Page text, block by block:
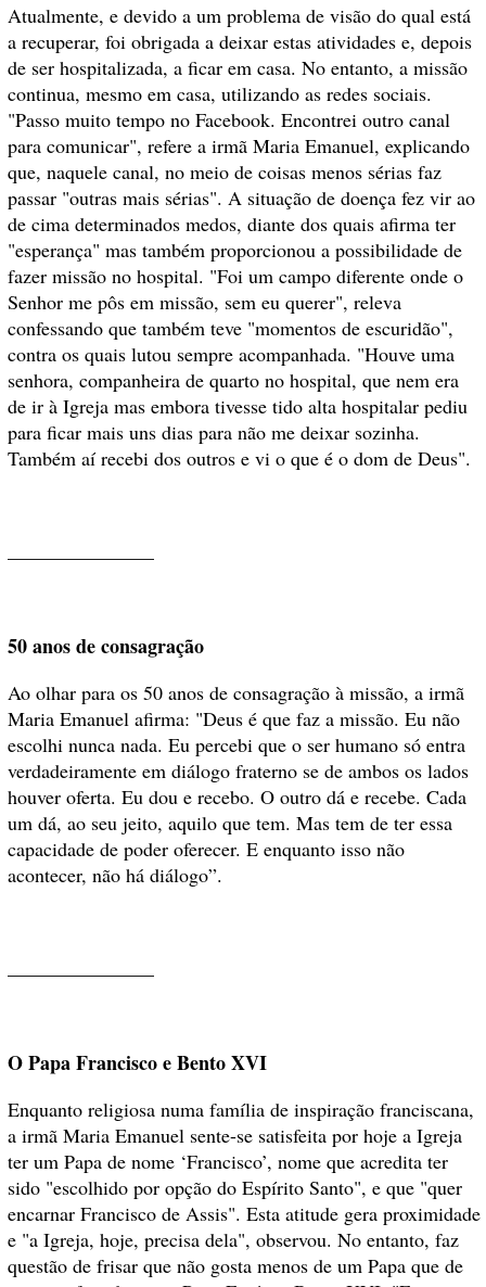
Atualmente, e devido a um problema de visão do qual está
a recuperar, foi obrigada a deixar estas atividades e, depois
de ser hospitalizada, a ficar em casa. No entanto, a missão
continua, mesmo em casa, utilizando as redes sociais.
"Passo muito tempo no Facebook. Encontrei outro canal
para comunicar", refere a irmã Maria Emanuel, explicando
que, naquele canal, no meio de coisas menos sérias faz
passar "outras mais sérias". A situação de doença fez vir ao
de cima determinados medos, diante dos quais afirma ter
"esperança" mas também proporcionou a possibilidade de
fazer missão no hospital. "Foi um campo diferente onde o
Senhor me pôs em missão, sem eu querer", releva
confessando que também teve "momentos de escuridão",
contra os quais lutou sempre acompanhada. "Houve uma
senhora, companheira de quarto no hospital, que nem era
de ir à Igreja mas embora tivesse tido alta hospitalar pediu
para ficar mais uns dias para não me deixar sozinha.
Também aí recebi dos outros e vi o que é o dom de Deus".
50 anos de consagração
Ao olhar para os 50 anos de consagração à missão, a irmã
Maria Emanuel afirma: "Deus é que faz a missão. Eu não
escolhi nunca nada. Eu percebi que o ser humano só entra
verdadeiramente em diálogo fraterno se de ambos os lados
houver oferta. Eu dou e recebo. O outro dá e recebe. Cada
um dá, ao seu jeito, aquilo que tem. Mas tem de ter essa
capacidade de poder oferecer. E enquanto isso não
acontecer, não há diálogo”.
O Papa Francisco e Bento XVI
Enquanto religiosa numa família de inspiração franciscana,
a irmã Maria Emanuel sente-se satisfeita por hoje a Igreja
ter um Papa de nome ‘Francisco’, nome que acredita ter
sido "escolhido por opção do Espírito Santo", e que "quer
encarnar Francisco de Assis". Esta atitude gera proximidade
e "a Igreja, hoje, precisa dela", observou. No entanto, faz
questão de frisar que não gosta menos de um Papa que de